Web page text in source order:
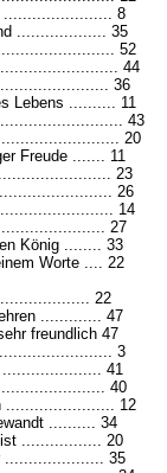
....................... 8
................... 35
52
44
36
Lebens .......... 11
43
20
Freude ....... 11
23
26
14
27
König ........ 33
Worte .... 22
22
............. 47
freundlich 47
3
..................... 41
40
....................... 12
.......... 34
................. 20
..................... 35